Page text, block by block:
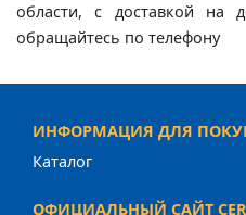
области, с доставкой на
обращайтесь по телефону
ИНФОРМАЦИЯ ДЛЯ
Каталог
ОФИЦИАЛЬНЫЙ САЙТ